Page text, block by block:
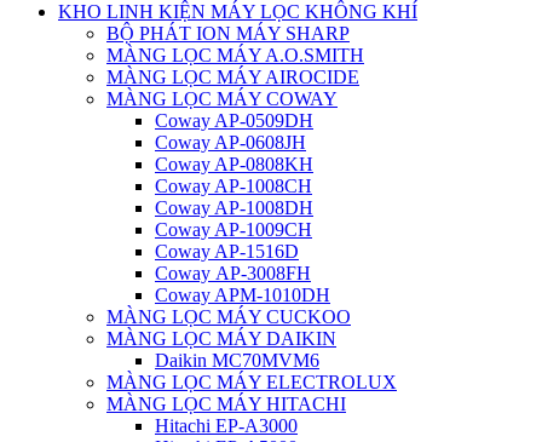
KHO LINH KIỆN MÁY LỌC KHÔNG KHÍ
BỘ PHÁT ION MÁY SHARP
MÀNG LỌC MÁY A.O.SMITH
MÀNG LỌC MÁY AIROCIDE
MÀNG LỌC MÁY COWAY
Coway AP-0509DH
Coway AP-0608JH
Coway AP-0808KH
Coway AP-1008CH
Coway AP-1008DH
Coway AP-1009CH
Coway AP-1516D
Coway AP-3008FH
Coway APM-1010DH
MÀNG LỌC MÁY CUCKOO
MÀNG LỌC MÁY DAIKIN
Daikin MC70MVM6
MÀNG LỌC MÁY ELECTROLUX
MÀNG LỌC MÁY HITACHI
Hitachi EP-A3000